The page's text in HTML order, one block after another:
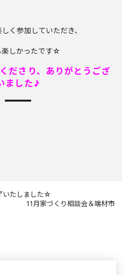
く参加していただき、
楽しかったです☆
ださり、ありがとうござ
ました♪
いたしました☆
11月家づくり相談会＆端材市